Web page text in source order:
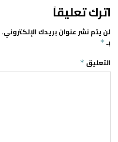
اترك تعليقاً
لن يتم نشر عنوان بريدك الإلكتروني.
بـ *
التعليق *